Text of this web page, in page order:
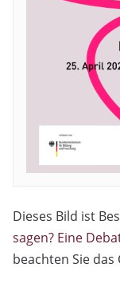
Dieses Bild ist
sagen? Eine
beachten Sie